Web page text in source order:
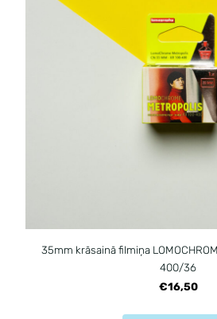
35mm krāsainā filmiņa
400/36
€16,50